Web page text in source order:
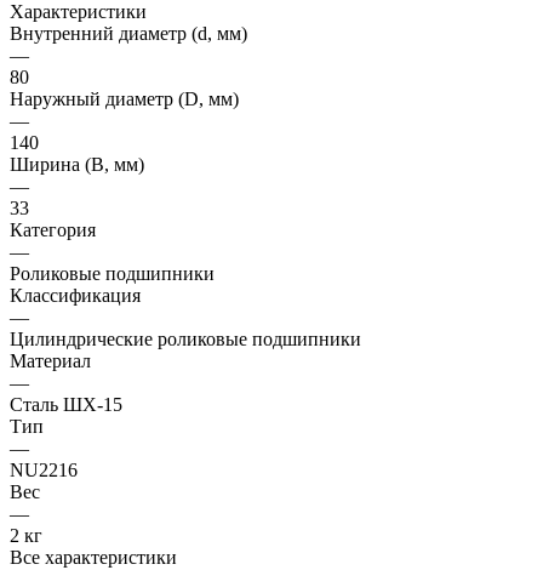
Характеристики
Внутренний диаметр (d, мм)
—
80
Наружный диаметр (D, мм)
—
140
Ширина (B, мм)
—
33
Категория
—
Роликовые подшипники
Классификация
—
Цилиндрические роликовые подшипники
Материал
—
Сталь ШХ-15
Тип
—
NU2216
Вес
—
2 кг
Все характеристики